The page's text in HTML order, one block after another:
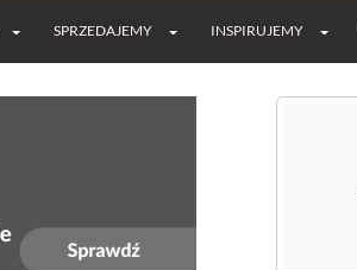
SPRZEDAJEMY INSPIRUJEMY